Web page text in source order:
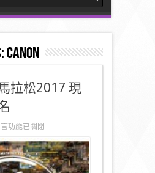
Canon
拉松2017 現
功能已關閉